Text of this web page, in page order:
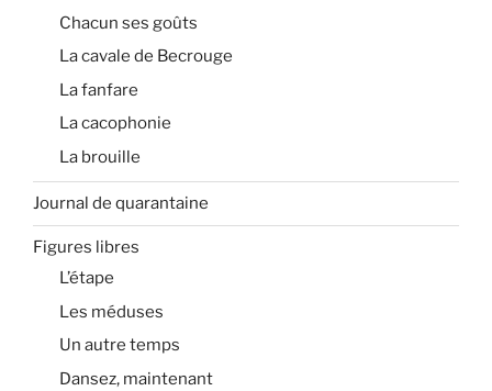
Chacun ses goûts
La cavale de Becrouge
La fanfare
La cacophonie
La brouille
Journal de quarantaine
Figures libres
L’étape
Les méduses
Un autre temps
Dansez, maintenant